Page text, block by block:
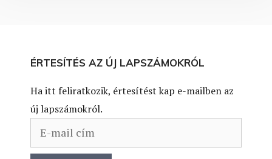
ÉRTESÍTÉS AZ ÚJ LAPSZÁMOKRÓL
Ha itt feliratkozik, értesítést kap e-mailben az
új lapszámokról.